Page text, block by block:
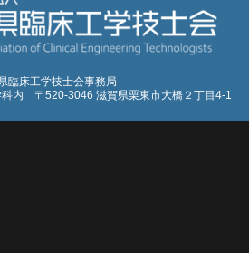
臨床工学技士会事務局
内 〒520-3046 滋賀県栗東市大橋２丁目4-1